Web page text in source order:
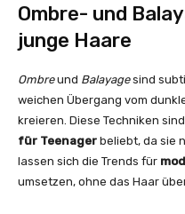
Ombre- und
junge Haare
Ombreund Balayagesind
weichen Übergang vom
kreieren. Diese Techniken
für Teenager beliebt, da sie
lassen sich die Trends für
umsetzen, ohne das Haar